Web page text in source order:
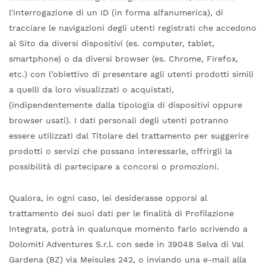
l'interrogazione di un ID (in forma alfanumerica), di
tracciare le navigazioni degli utenti registrati che accedono
al Sito da diversi dispositivi (es. computer, tablet,
smartphone) o da diversi browser (es. Chrome, Firefox,
etc.) con l’obiettivo di presentare agli utenti prodotti simili
a quelli da loro visualizzati o acquistati,
(indipendentemente dalla tipologia di dispositivi oppure
browser usati). I dati personali degli utenti potranno
essere utilizzati dal Titolare del trattamento per suggerire
prodotti o servizi che possano interessarle, offrirgli la
possibilità di partecipare a concorsi o promozioni.
Qualora, in ogni caso, lei desiderasse opporsi al
trattamento dei suoi dati per le finalità di Profilazione
Integrata, potrà in qualunque momento farlo scrivendo a
Dolomiti Adventures S.r.l. con sede in 39048 Selva di Val
Gardena (BZ) via Meisules 242, o inviando una e-mail alla